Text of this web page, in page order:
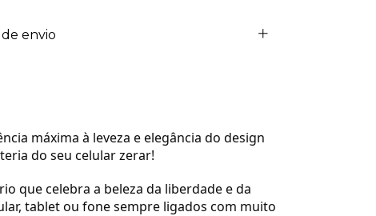
de envio
máxima à leveza e elegância do design
do seu celular zerar!
que celebra a beleza da liberdade e da
tablet ou fone sempre ligados com muito